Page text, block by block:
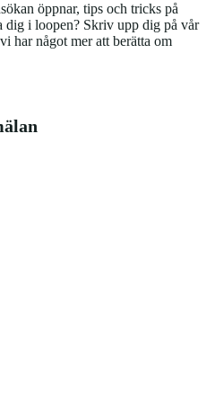
öppnar, tips och tricks på
dig i loopen? Skriv upp dig på vår
har något mer att berätta om